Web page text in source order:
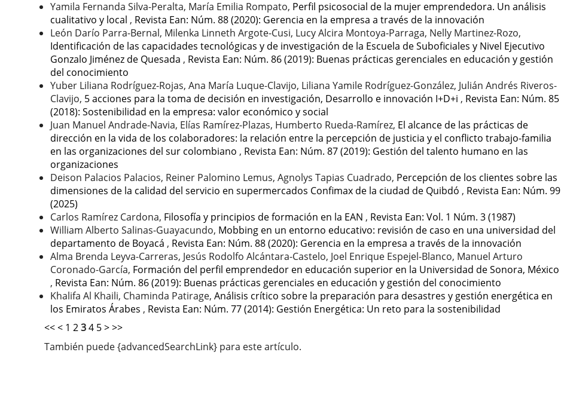
Yamila Fernanda Silva-Peralta, María Emilia Rompato, Perfil psicosocial de la mujer emprendedora. Un análisis
cualitativo y local , Revista Ean: Núm. 88 (2020): Gerencia en la empresa a través de la innovación
León Darío Parra-Bernal, Milenka Linneth Argote-Cusi, Lucy Alcira Montoya-Parraga, Nelly Martinez-Rozo,
Identificación de las capacidades tecnológicas y de investigación de la Escuela de Suboficiales y Nivel Ejecutivo
Gonzalo Jiménez de Quesada , Revista Ean: Núm. 86 (2019): Buenas prácticas gerenciales en educación y gestión
del conocimiento
Yuber Liliana Rodríguez-Rojas, Ana María Luque-Clavijo, Liliana Yamile Rodríguez-González, Julián Andrés Riveros-
Clavijo, 5 acciones para la toma de decisión en investigación, Desarrollo e innovación I+D+i , Revista Ean: Núm. 85
(2018): Sostenibilidad en la empresa: valor económico y social
Juan Manuel Andrade-Navia, Elías Ramírez-Plazas, Humberto Rueda-Ramírez, El alcance de las prácticas de
dirección en la vida de los colaboradores: la relación entre la percepción de justicia y el conflicto trabajo-familia
en las organizaciones del sur colombiano , Revista Ean: Núm. 87 (2019): Gestión del talento humano en las
organizaciones
Deison Palacios Palacios, Reiner Palomino Lemus, Agnolys Tapias Cuadrado, Percepción de los clientes sobre las
dimensiones de la calidad del servicio en supermercados Confimax de la ciudad de Quibdó , Revista Ean: Núm. 99
(2025)
Carlos Ramírez Cardona, Filosofía y principios de formación en la EAN , Revista Ean: Vol. 1 Núm. 3 (1987)
William Alberto Salinas-Guayacundo, Mobbing en un entorno educativo: revisión de caso en una universidad del
departamento de Boyacá , Revista Ean: Núm. 88 (2020): Gerencia en la empresa a través de la innovación
Alma Brenda Leyva-Carreras, Jesús Rodolfo Alcántara-Castelo, Joel Enrique Espejel-Blanco, Manuel Arturo
Coronado-García, Formación del perfil emprendedor en educación superior en la Universidad de Sonora, México
, Revista Ean: Núm. 86 (2019): Buenas prácticas gerenciales en educación y gestión del conocimiento
Khalifa Al Khaili, Chaminda Patirage, Análisis crítico sobre la preparación para desastres y gestión energética en
los Emiratos Árabes , Revista Ean: Núm. 77 (2014): Gestión Energética: Un reto para la sostenibilidad
<<< 1 234 5>>>
También puede {advancedSearchLink} para este artículo.